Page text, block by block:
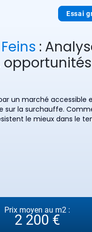
Essai
Feins :
un marché accessible
sur la surchauffe.
le mieux dans le
Prix moyen au m2 :
2 200 €